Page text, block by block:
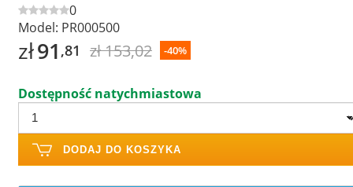
0
Model: PR000500
zł91 ,81 zł 153,02 -40%
Dostępność natychmiastowa
DODAJ DO KOSZYKA